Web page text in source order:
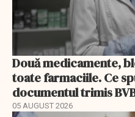
Două medicamente,
toate farmaciile. Ce
documentul trimis
05 AUGUST 2026